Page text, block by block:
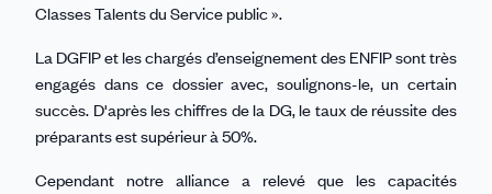
Classes Talents du Service public ».
La DGFIP et les chargés d’enseignement des ENFIP sont très
engagés dans ce dossier avec, soulignons-le, un certain
succès. D'après les chiffres de la DG, le taux de réussite des
préparants est supérieur à 50%.
Cependant notre alliance a relevé que les capacités